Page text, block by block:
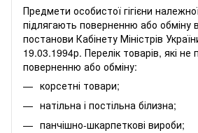
Предмети особистої гігієни
підлягають поверненню або обміну
постанови Кабінету Міністрів
19.03.1994р. Перелік товарів, які не
поверненню або обміну:
корсетні товари;
натільна і постільна білизна;
панчішно-шкарпеткові вироби;